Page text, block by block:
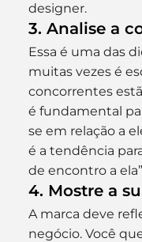
designer.
3. Analise a
Essa é uma das
muitas vezes é
concorrentes
é fundamental
se em relação a
é a tendência
de encontro a
4. Mostre a
A marca deve
negócio. Você